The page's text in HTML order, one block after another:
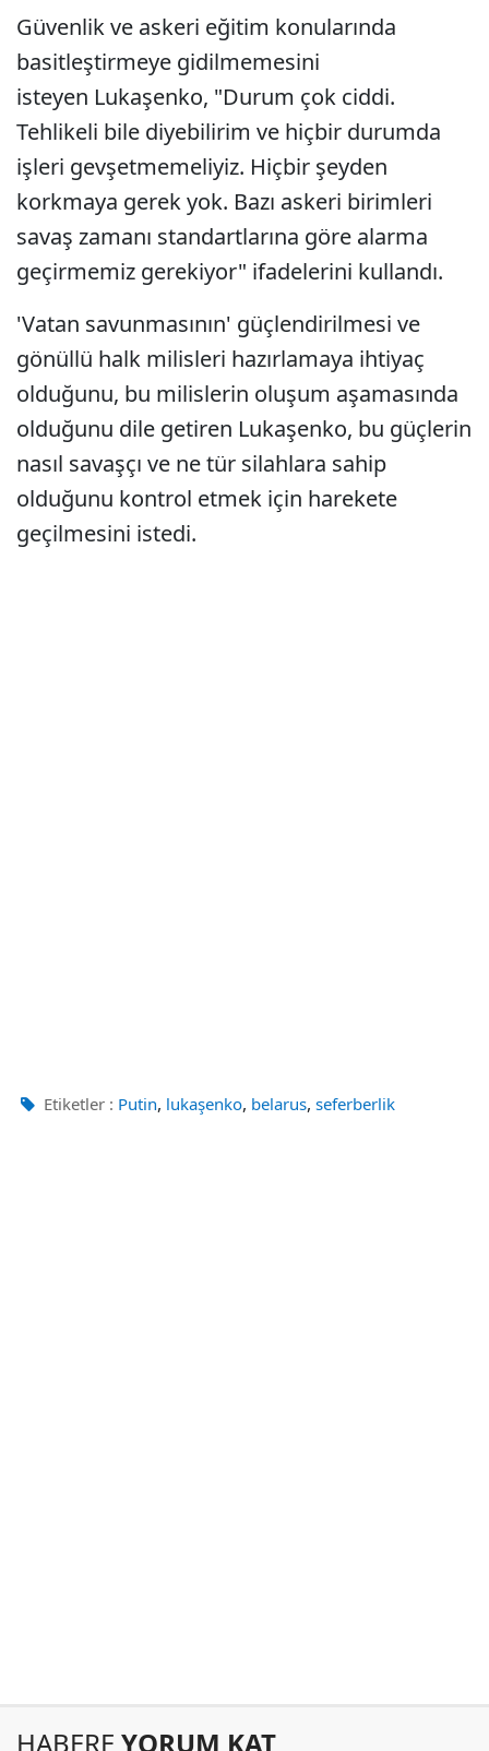
Güvenlik ve askeri eğitim konularında
basitleştirmeye gidilmemesini
isteyen Lukaşenko, "Durum çok ciddi.
Tehlikeli bile diyebilirim ve hiçbir durumda
işleri gevşetmemeliyiz. Hiçbir şeyden
korkmaya gerek yok. Bazı askeri birimleri
savaş zamanı standartlarına göre alarma
geçirmemiz gerekiyor" ifadelerini kullandı.
'Vatan savunmasının' güçlendirilmesi ve
gönüllü halk milisleri hazırlamaya ihtiyaç
olduğunu, bu milislerin oluşum aşamasında
olduğunu dile getiren Lukaşenko, bu güçlerin
nasıl savaşçı ve ne tür silahlara sahip
olduğunu kontrol etmek için harekete
geçilmesini istedi.
Etiketler : Putin, lukaşenko, belarus, seferberlik
HABERE YORUM KAT